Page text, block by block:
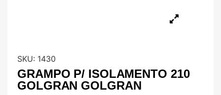
SKU: 1430
GRAMPO P/ ISOLAMENTO 210
GOLGRAN GOLGRAN